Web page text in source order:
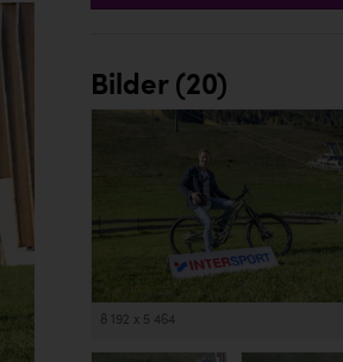
Bilder (20)
8 192 x 5 464